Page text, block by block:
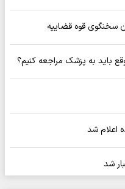
سخنگوی قوه قضاییه
باید به پزشک مراجعه کنیم؟
اعلام شد